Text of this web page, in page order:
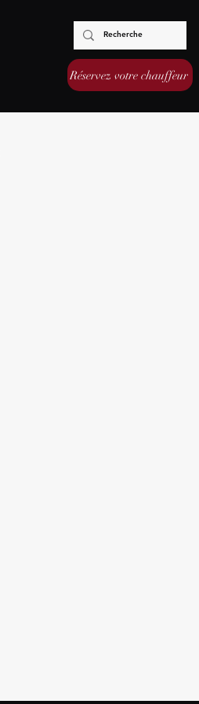
Réservez votre chauffeur